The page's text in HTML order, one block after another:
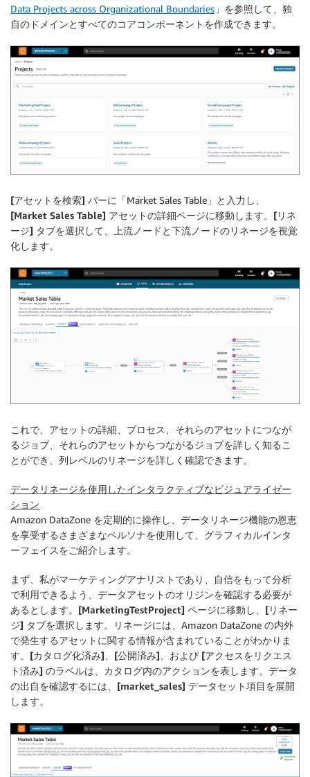
Data Projects across Organizational Boundaries 」を参照して、独
自のドメインとすべてのコアコンポーネントを作成できます。
[アセットを検索] バーに「Market Sales Table」と入力し、
[Market Sales Table] アセットの詳細ページに移動します。 [リネ
ージ] タブを選択して、上流ノードと下流ノードのリネージを視覚
化します。
これで、アセットの詳細、プロセス、それらのアセットにつなが
るジョブ、それらのアセットからつながるジョブを詳しく知るこ
とができ、列レベルのリネージを詳しく確認できます。
データリネージを使用したインタラクティブなビジュアライゼー
ション
Amazon DataZone を定期的に操作し、データリネージ機能の恩恵
を享受するさまざまなペルソナを使用して、グラフィカルインタ
ーフェイスをご紹介します。
まず、私がマーケティングアナリストであり、自信をもって分析
で利用できるよう、データアセットのオリジンを確認する必要が
あるとします。 [MarketingTestProject] ページに移動し、 [リネー
ジ] タブを選択します。リネージには、Amazon DataZone の内外
で発生するアセットに関する情報が含まれていることがわかりま
す。 [カタログ化済み] [公開済み] 、および [アクセスをリクエス
ト済み] のラベルは、カタログ内のアクションを表します。データ
の出自を確認するには、 [market_sales] データセット項目を展開
します。